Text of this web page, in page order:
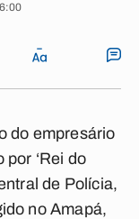
do empresário
‘Rei do
de Polícia,
no Amapá,